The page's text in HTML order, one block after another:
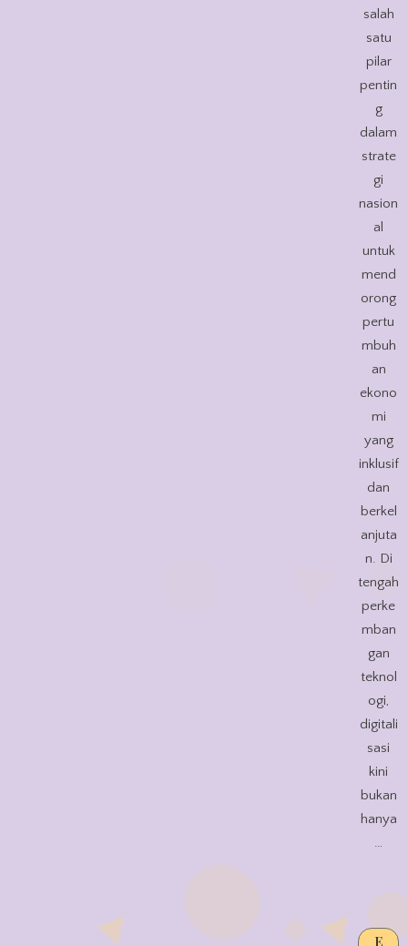
salah
satu
pilar
pentin
g
dalam
strate
gi
nasion
al
untuk
mend
orong
pertu
mbuh
an
ekono
mi
yang
inklusif
dan
berkel
anjuta
n. Di
tengah
perke
mban
gan
teknol
ogi,
digitali
sasi
kini
bukan
hanya
…
E